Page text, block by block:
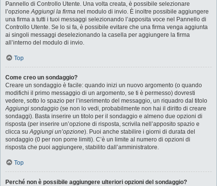
Pannello di Controllo Utente. Una volta creata, è possibile selezionare
l’opzioneAggiungi la firma nel modulo di invio. È inoltre possibile aggiungere
una firma a tutti i tuoi messaggi selezionando l’apposita voce nel Pannello di
Controllo Utente. Se lo si fa, è possibile evitare che una firma venga aggiunta
ai singoli messaggi deselezionando la casella per aggiungere la firma
all’interno del modulo di invio.
Top
Come creo un sondaggio?
Creare un sondaggio è facile: quando inizi un nuovo argomento (o quando
modifichi il primo messaggio di un argomento, se ti è permesso) dovresti
vedere, sotto lo spazio per l’inserimento del messaggio, un riquadro dal titolo
Aggiungi sondaggio (se non lo vedi, probabilmente non hai il diritto di creare
sondaggi). Basta inserire un titolo per il sondaggio e almeno due opzioni di
risposta (per inserire un’opzione di risposta, scrivila nell’apposito spazio e
clicca suAggiungi un’opzione). Puoi anche stabilire i giorni di durata del
sondaggio (0 per non porre limiti). C’è un limite al numero di opzioni di
risposta che puoi aggiungere, stabilito dall’amministratore.
Top
Perché non è possibile aggiungere ulteriori opzioni del sondaggio?